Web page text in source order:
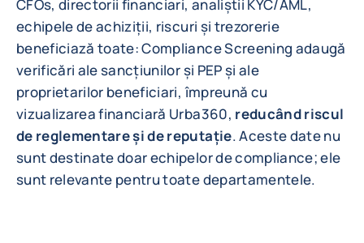
CFOs, directorii financiari, analiștii KYC/AML,
echipele de achiziții, riscuri și trezorerie
beneficiază toate: Compliance Screening adaugă
verificări ale sancțiunilor și PEP și ale
proprietarilor beneficiari, împreună cu
vizualizarea financiară Urba360, reducând riscul
de reglementare și de reputație. Aceste date nu
sunt destinate doar echipelor de compliance; ele
sunt relevante pentru toate departamentele.